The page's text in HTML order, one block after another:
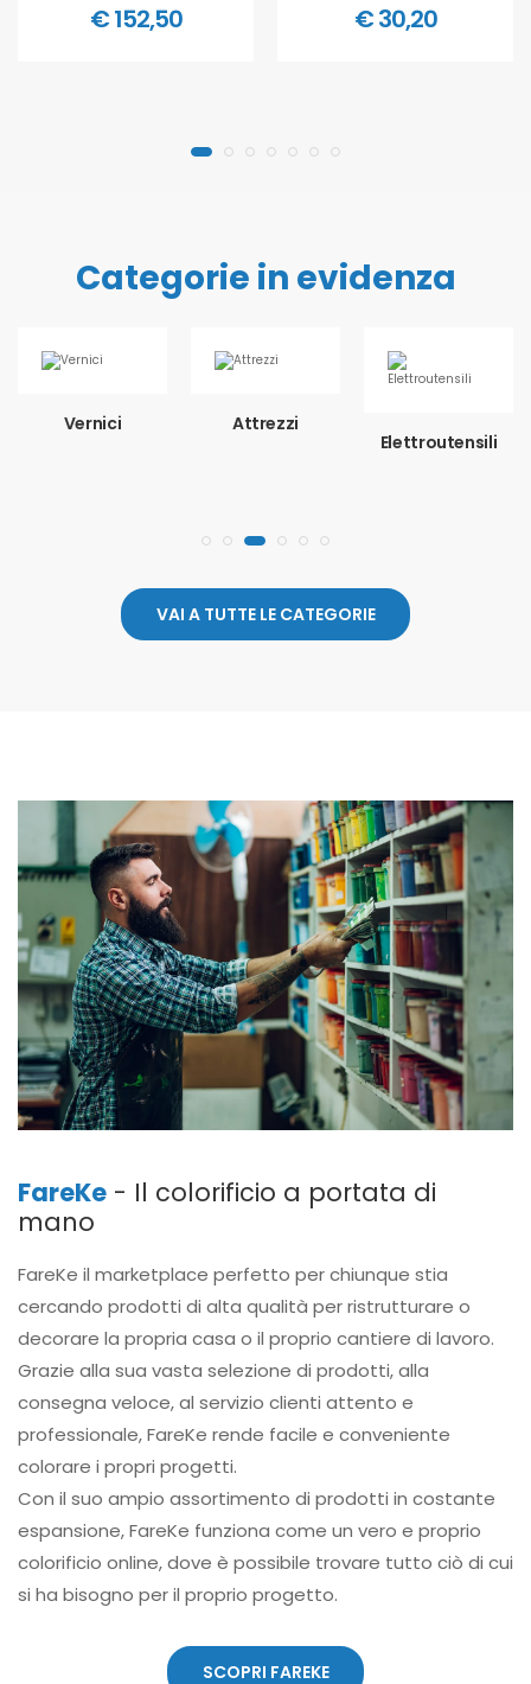
€ 152,50 € 30,20
Categorie in evidenza
Vernici
Attrezzi
Elettroutensili
VAI A TUTTE LE CATEGORIE
FareKe - Il colorificio a portata di
mano
FareKe il marketplace perfetto per chiunque stia
cercando prodotti di alta qualità per ristrutturare o
decorare la propria casa o il proprio cantiere di lavoro.
Grazie alla sua vasta selezione di prodotti, alla
consegna veloce, al servizio clienti attento e
professionale, FareKe rende facile e conveniente
colorare i propri progetti.
Con il suo ampio assortimento di prodotti in costante
espansione, FareKe funziona come un vero e proprio
colorificio online, dove è possibile trovare tutto ciò di cui
si ha bisogno per il proprio progetto.
SCOPRI FAREKE